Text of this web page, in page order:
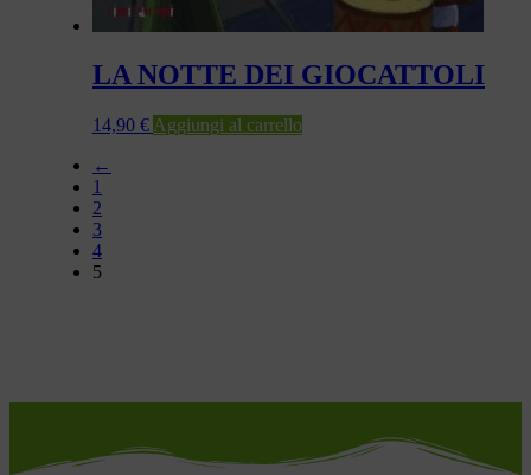
LA NOTTE DEI GIOCATTOLI
14,90 € Aggiungi al carrello
←
1
2
3
4
5